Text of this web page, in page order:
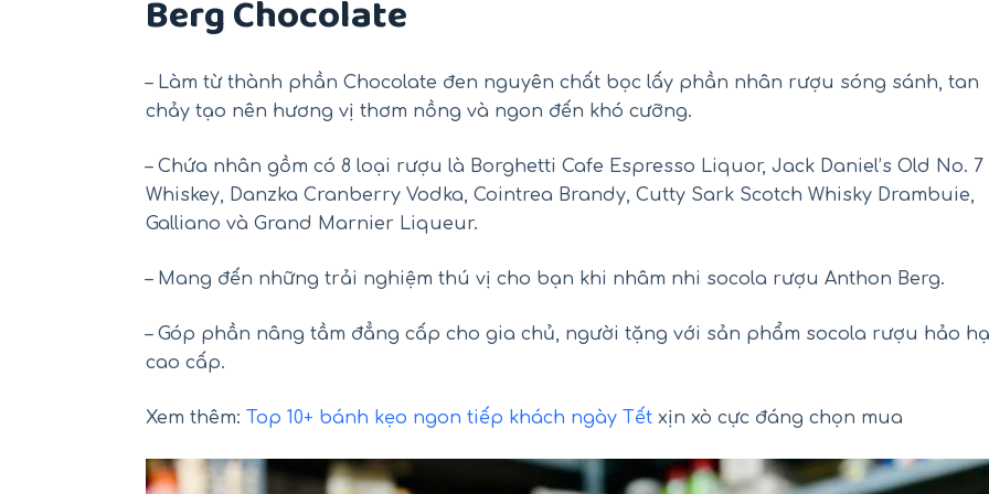
Berg Chocolate
– Làm từ thành phần Chocolate đen nguyên chất bọc lấy phần nhân rượu sóng sánh, tan
chảy tạo nên hương vị thơm nồng và ngon đến khó cưỡng.
– Chứa nhân gồm có 8 loại rượu là Borghetti Cafe Espresso Liquor, Jack Daniel’s Old No. 7
Whiskey, Danzka Cranberry Vodka, Cointrea Brandy, Cutty Sark Scotch Whisky Drambuie,
Galliano và Grand Marnier Liqueur.
– Mang đến những trải nghiệm thú vị cho bạn khi nhâm nhi socola rượu Anthon Berg.
– Góp phần nâng tầm đẳng cấp cho gia chủ, người tặng với sản phẩm socola rượu hảo
cao cấp.
Xem thêm: Top 10+ bánh kẹo ngon tiếp khách ngày Tết xịn xò cực đáng chọn mua